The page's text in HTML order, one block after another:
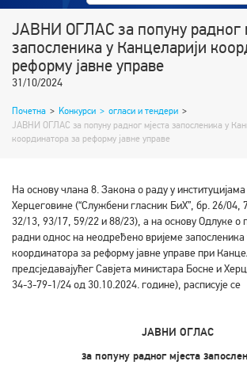
ЈАВНИ ОГЛАС за попуну радног
запосленика у Канцеларији
реформу јавне управе
31/10/2024
Почетна > Koнкурси > огласи и тендери >
ЈАВНИ ОГЛАС за попуну радног мјеста запосленика у
координатора за реформу јавне управе
На основу члана 8. Закона о раду у
Херцеговине (“Службени гласник БиХ”, бр. 26/04,
32/13, 93/17, 59/22 и 88/23), а на основу Одлуке о
радни однос на неодређено вријеме запосленика
координатора за реформу јавне управе при
предсједавајућег Савјета министара Босне и
34-3-79-1/24 од 30.10.2024. године), расписује се
ЈАВНИ ОГЛАС
за попуну радног мјеста